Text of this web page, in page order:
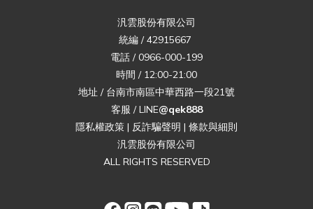
汎雲股份有限公司
統編 / 42915667
電話 / 0966-000-199
時間 / 12:00-21:00
地址 / 台南市南區中華西路一段21號
客服 / LINE@qek888
隱私權政策 | 反詐騙聲明 | 條款與細則
汎雲股份有限公司
ALL RIGHTS RESERVED